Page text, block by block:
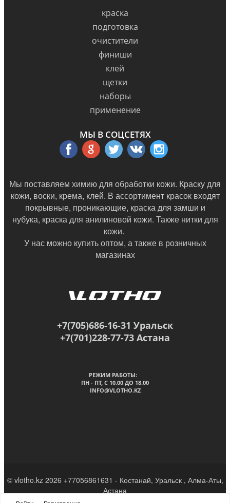
краска
подготовка
очистители
финиши
клей
щетки
наборы
применение
МЫ В СОЦСЕТЯХ
Мы поставляем химию для обработки кожи. Краску для
кожи, воски, крема, клей. В ассортимент красок входят
покрывные, проникающие, краска для замши и
нубука, краска для анилиновой кожи. Также нитки для
кожи.
У нас можно купить оптом, а также в розничных
магазинах
+7(705)686-16-31 Уральск
+7(701)228-77-73 Астана
РЕЖИМ РАБОТЫ:
ПН - ПТ, C 10.00 ДО 18.00
INFO@VLOTHO.KZ
© vlotho.kz 2026 +77056861631 - Костанай, Уральск , Алма-Аты,
Астана